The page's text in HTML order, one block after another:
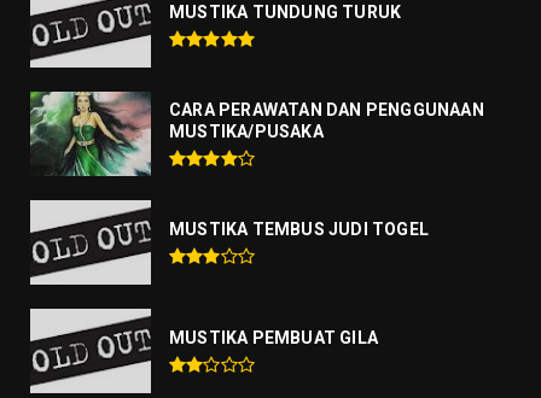
MUSTIKA TUNDUNG TURUK
CARA PERAWATAN DAN PENGGUNAAN
MUSTIKA/PUSAKA
MUSTIKA TEMBUS JUDI TOGEL
MUSTIKA PEMBUAT GILA